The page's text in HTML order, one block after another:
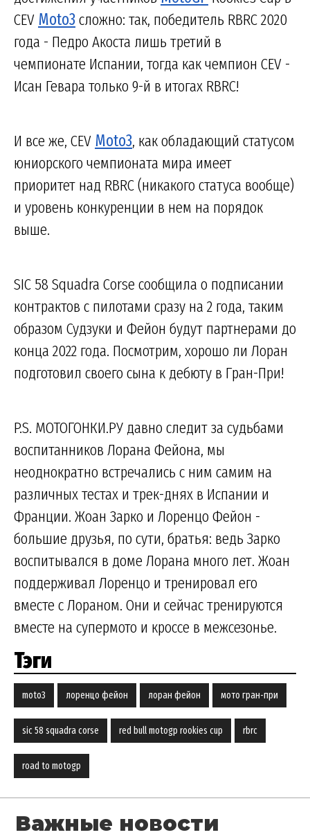
CEV Moto3 сложно: так, победитель RBRC 2020
года - Педро Акоста лишь третий в
чемпионате Испании, тогда как чемпион CEV -
Исан Гевара только 9-й в итогах RBRC!
И все же, CEV Moto3, как обладающий статусом
юниорского чемпионата мира имеет
приоритет над RBRC (никакого статуса вообще)
и уровень конкуренции в нем на порядок
выше.
SIC 58 Squadra Corse сообщила о подписании
контрактов с пилотами сразу на 2 года, таким
образом Судзуки и Фейон будут партнерами до
конца 2022 года. Посмотрим, хорошо ли Лоран
подготовил своего сына к дебюту в Гран-При!
P.S. МОТОГОНКИ.РУ давно следит за судьбами
воспитанников Лорана Фейона, мы
неоднократно встречались с ним самим на
различных тестах и трек-днях в Испании и
Франции. Жоан Зарко и Лоренцо Фейон -
большие друзья, по сути, братья: ведь Зарко
воспитывался в доме Лорана много лет. Жоан
поддерживал Лоренцо и тренировал его
вместе с Лораном. Они и сейчас тренируются
вместе на супермото и кроссе в межсезонье.
Тэги
moto3 лоренцо фейон лоран фейон мото гран-при
sic 58 squadra corse red bull motogp rookies cup rbrc
road to motogp
Важные новости